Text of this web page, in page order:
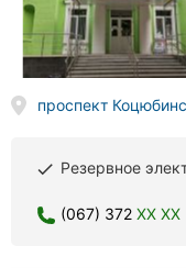
проспект
done Резервное
(067) 372 XX XX